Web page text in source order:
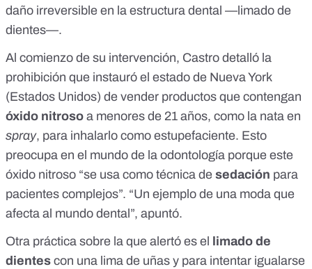
daño irreversible en la estructura dental —limado de
dientes—.
Al comienzo de su intervención, Castro detalló la
prohibición que instauró el estado de Nueva York
(Estados Unidos) de vender productos que contengan
óxido nitroso a menores de 21 años, como la nata en
spray, para inhalarlo como estupefaciente. Esto
preocupa en el mundo de la odontología porque este
óxido nitroso “se usa como técnica de sedación para
pacientes complejos”. “Un ejemplo de una moda que
afecta al mundo dental”, apuntó.
Otra práctica sobre la que alertó es el
limado de
dientes con una lima de uñas y para intentar igualarse